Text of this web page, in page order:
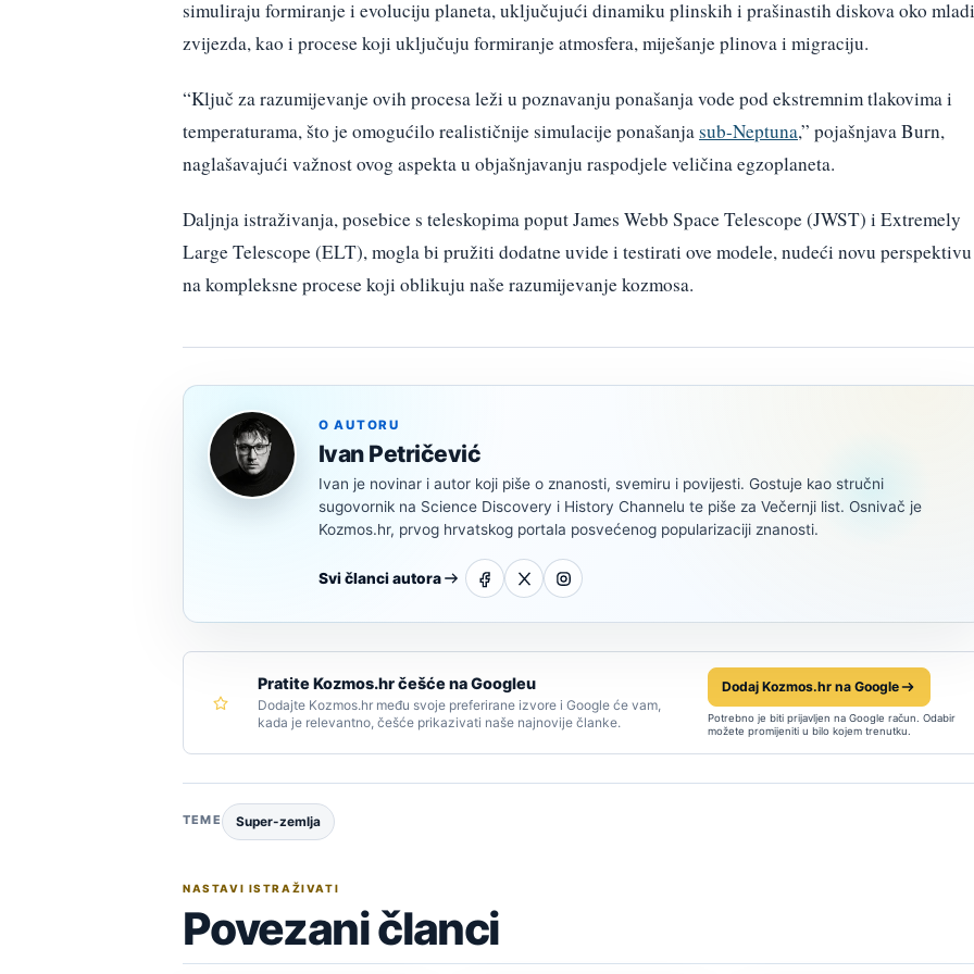
simuliraju formiranje i evoluciju planeta, uključujući dinamiku plinskih i prašinastih diskova oko
zvijezda, kao i procese koji uključuju formiranje atmosfera, miješanje plinova i migraciju.
“Ključ za razumijevanje ovih procesa leži u poznavanju ponašanja vode pod ekstremnim tlakovima i
temperaturama, što je omogućilo realističnije simulacije ponašanjasub-Neptuna,” pojašnjava Burn,
naglašavajući važnost ovog aspekta u objašnjavanju raspodjele veličina egzoplaneta.
Daljnja istraživanja, posebice s teleskopima poput James Webb Space Telescope (JWST) i Extremely
Large Telescope (ELT), mogla bi pružiti dodatne uvide i testirati ove modele, nudeći novu perspektivu
na kompleksne procese koji oblikuju naše razumijevanje kozmosa.
O AUTORU
Ivan Petričević
Ivan je novinar i autor koji piše o znanosti, svemiru i povijesti. Gostuje kao stručni
sugovornik na Science Discovery i History Channelu te piše za Večernji list. Osnivač je
Kozmos.hr, prvog hrvatskog portala posvećenog popularizaciji znanosti.
Svi članci autora
Pratite Kozmos.hr češće na Googleu
Dodajte Kozmos.hr među svoje preferirane izvore i Google će vam,
kada je relevantno, češće prikazivati naše najnovije članke.
Dodaj Kozmos.hr na Google
Potrebno je biti prijavljen na Google račun. Odabir
možete promijeniti u bilo kojem trenutku.
TEME Super-zemlja
NASTAVI ISTRAŽIVATI
Povezani članci